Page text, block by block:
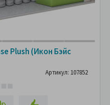
Plush (Икон Бэйс
Артикул: 107852